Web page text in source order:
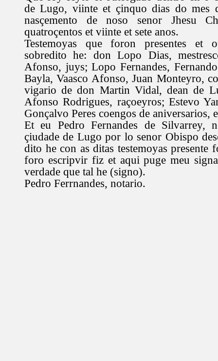
de Lugo, viinte et çinquo dias do mes
nasçemento de noso senor Jhesu
quatroçentos et viinte et sete anos.
Testemoyas que foron presentes et
sobredito he: don Lopo Dias,
Afonso, juys; Lopo Fernandes,
Bayla, Vaasco Afonso, Juan Monteyro,
vigario de don Martin Vidal, dean de
Afonso Rodrigues, raçoeyros; Estevo
Gonçalvo Peres coengos de aniversarios,
Et eu Pedro Fernandes de Silvarrey,
çiudade de Lugo por lo senor Obispo
dito he con as ditas testemoyas presente
foro escripvir fiz et aqui puge meu
verdade que tal he (signo).
Pedro Ferrnandes, notario.